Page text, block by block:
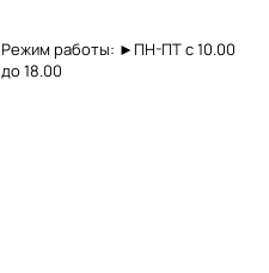
Режим работы: ►ПН-ПТ с 10.00
до 18.00